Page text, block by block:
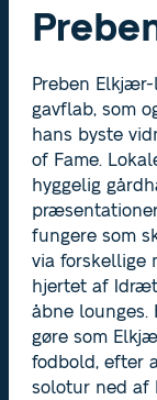
Preben
gavflab, som
hans byste
of Fame.
hyggelig
fungere som
via forskellige
hjertet af
åbne lounges.
gøre som
fodbold, efter
solotur ned af